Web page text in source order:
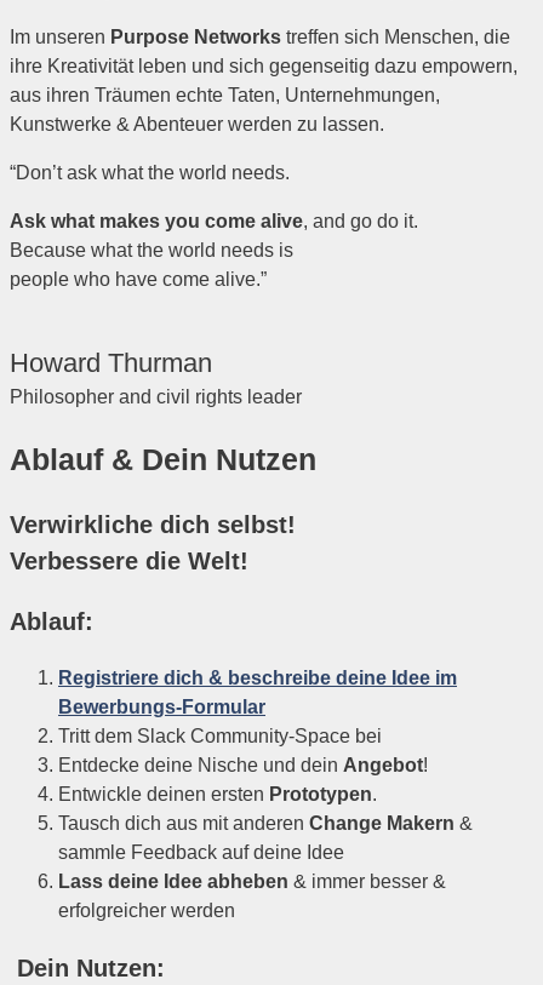
Im unseren Purpose Networks treffen sich Menschen, die
ihre Kreativität leben und sich gegenseitig dazu empowern,
aus ihren Träumen echte Taten, Unternehmungen,
Kunstwerke & Abenteuer werden zu lassen.
“Don’t ask what the world needs.
Ask what makes you come alive, and go do it.
Because what the world needs is
people who have come alive.”
Howard Thurman
Philosopher and civil rights leader
Ablauf & Dein Nutzen​
Verwirkliche dich selbst!
Verbessere die Welt!
Ablauf:
Registriere dich & beschreibe deine Idee im
Bewerbungs-Formular
Tritt dem Slack Community-Space bei
Entdecke deine Nische und dein Angebot!
Entwickle deinen ersten Prototypen.
Tausch dich aus mit anderen Change Makern &
sammle Feedback auf deine Idee
Lass deine Idee abheben & immer besser &
erfolgreicher werden
Dein Nutzen: